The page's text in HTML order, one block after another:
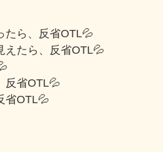
たら、反省OTL💦
えたら、反省OTL💦
反省OTL💦
省OTL💦